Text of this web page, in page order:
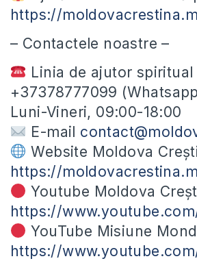
https://
– Contactele noastre –
Linia de ajutor spiritual
+37378777099
Luni-Vineri, 09:00-18:00
E-mail
Website Moldova
https://
Youtube Moldova
https://
YouTube Misiune
https://